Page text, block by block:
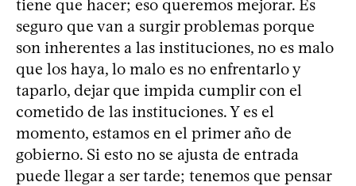
tiene que hacer; eso queremos mejorar. Es
seguro que van a surgir problemas porque
son inherentes a las instituciones, no es malo
que los haya, lo malo es no enfrentarlo y
taparlo, dejar que impida cumplir con el
cometido de las instituciones. Y es el
momento, estamos en el primer año de
gobierno. Si esto no se ajusta de entrada
puede llegar a ser tarde; tenemos que pensar